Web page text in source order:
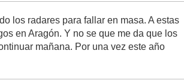
los radares para fallar en masa. A estas
en Aragón. Y no se que me da que los
mañana. Por una vez este año